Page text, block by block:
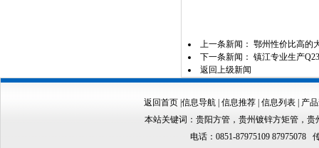
上一条新闻： 鄂州性价比高的
下一条新闻： 镇江专业生产
返回上级新闻
返回首页 信息导航 信息推荐 信息列表
产
本站关键词： 贵阳方管， 贵州镀锌方矩管， 贵
电话：0851-87975109 87975078